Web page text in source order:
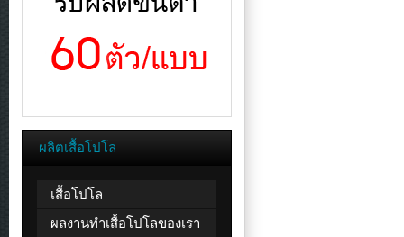
ผลิตเสื้อโปโล
เสื้อโปโล
ผลงานทำเสื้อโปโลของเรา